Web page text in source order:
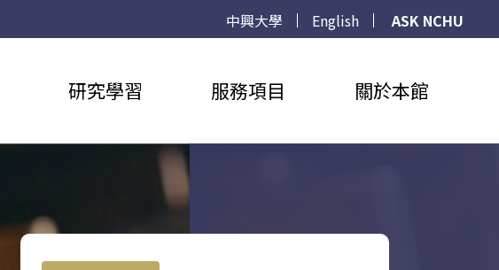
中興大學 English
ASK NCHU
研究學習 服務項目 關於本館